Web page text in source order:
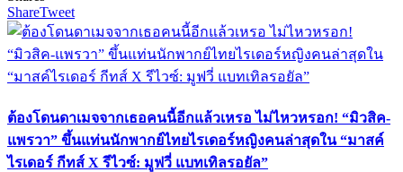
ShareTweet
ต้องโดนดาเมจจากเธอคนนี้อีกแล้วเหรอ ไม่ไหวหรอก! “มิวสิค-
แพรวา” ขึ้นแท่นนักพากย์ไทยไรเดอร์หญิงคนล่าสุดใน “มาสค์
ไรเดอร์ กีทส์ X รีไวซ์: มูฟวี่ แบทเทิลรอยัล”